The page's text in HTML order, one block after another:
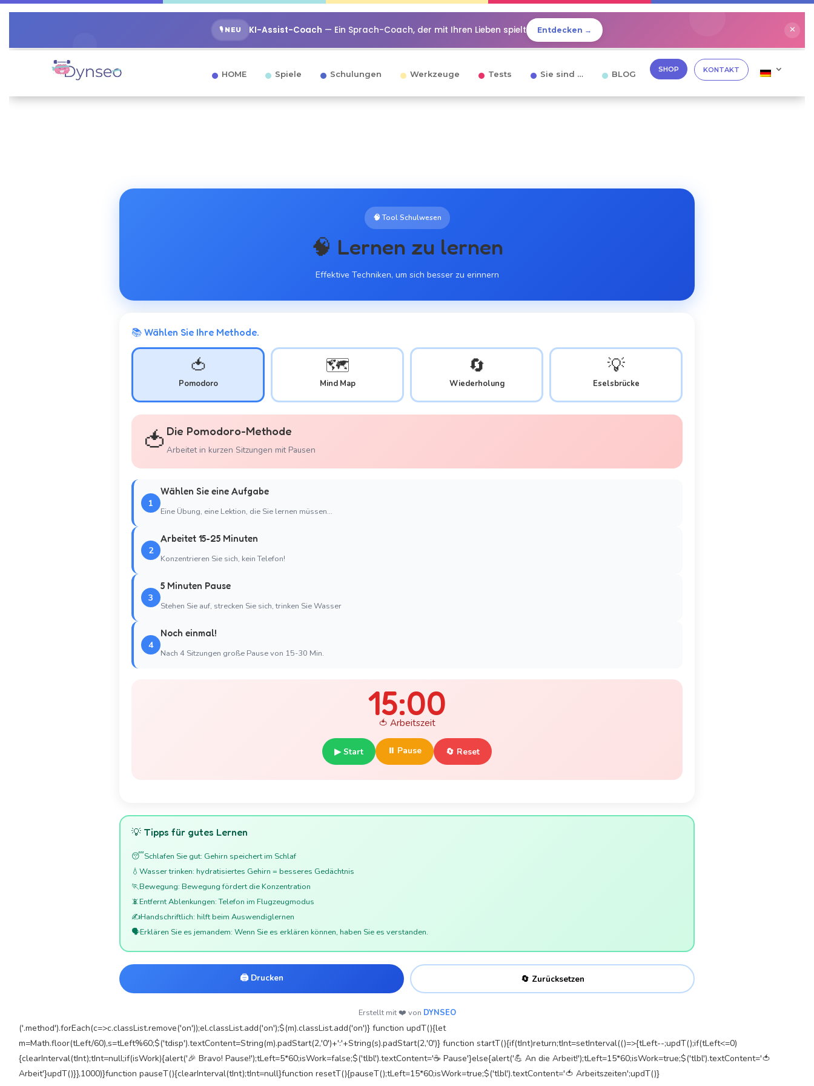
🎙️ NEU KI-Assist-Coach — Ein Sprach-Coach, der mit Ihren Lieben spielt Entdecken → ✕
HOME Spiele Schulungen Werkzeuge Tests Sie sind … BLOG SHOP KONTAKT
🧠 Tool Schulwesen
🧠 Lernen zu lernen
Effektive Techniken, um sich besser zu erinnern
📚 Wählen Sie Ihre Methode.
🍅
Pomodoro
🗺️
Mind Map
🔄
Wiederholung
💡
Eselsbrücke
🍅 Die Pomodoro-Methode
Arbeitet in kurzen Sitzungen mit Pausen
1
Wählen Sie eine Aufgabe
Eine Übung, eine Lektion, die Sie lernen müssen...
2
Arbeitet 15-25 Minuten
Konzentrieren Sie sich, kein Telefon!
3
5 Minuten Pause
Stehen Sie auf, strecken Sie sich, trinken Sie Wasser
4
Noch einmal!
Nach 4 Sitzungen große Pause von 15-30 Min.
15:00
🍅 Arbeitszeit
▶ Start ⏸ Pause 🔄 Reset
💡 Tipps für gutes Lernen
😴Schlafen Sie gut: Gehirn speichert im Schlaf
💧 Wasser trinken: hydratisiertes Gehirn = besseres Gedächtnis
🏃Bewegung: Bewegung fördert die Konzentration
📵Entfernt Ablenkungen: Telefon im Flugzeugmodus
✍️Handschriftlich: hilft beim Auswendiglernen
🗣️Erklären Sie es jemandem: Wenn Sie es erklären können, haben Sie es verstanden.
🖨️ Drucken 🔄 Zurücksetzen
Erstellt mit ❤️ von DYNSEO
('.method').forEach(c=>c.classList.remove('on'));el.classList.add('on');$(m).classList.add('on')} function updT(){let
m=Math.floor(tLeft/60),s=tLeft%60;$('tdisp').textContent=String(m).padStart(2,'0')+':'+String(s).padStart(2,'0')} function startT(){if(tInt)return;tInt=setInterval(()=>{tLeft--;updT();if(tLeft<=0)
{clearInterval(tInt);tInt=null;if(isWork){alert('🎉 Bravo! Pause!');tLeft=5*60;isWork=false;$('tlbl').textContent='☕ Pause'}else{alert('💪 An die Arbeit!');tLeft=15*60;isWork=true;$('tlbl').textContent='🍅
Arbeit'}updT()}},1000)}function pauseT(){clearInterval(tInt);tInt=null}function resetT(){pauseT();tLeft=15*60;isWork=true;$('tlbl').textContent='🍅 Arbeitszeiten';updT()}